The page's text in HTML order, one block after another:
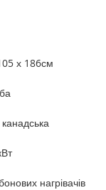
х 186см
канадська
нагрівачів